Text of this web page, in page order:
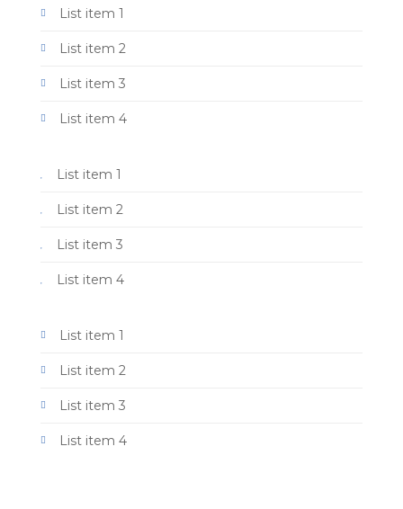
List item 1
List item 2
List item 3
List item 4
List item 1
List item 2
List item 3
List item 4
List item 1
List item 2
List item 3
List item 4